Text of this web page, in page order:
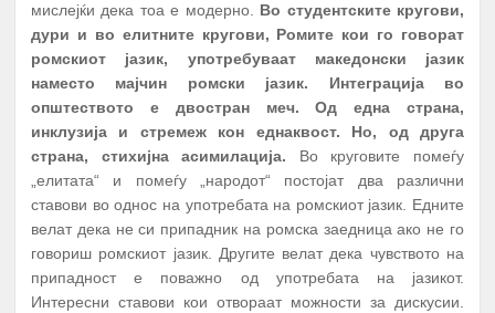
мислејќи дека тоа е модерно. Во студентските кругови,
дури и во елитните кругови, Ромите кои го говорат
ромскиот јазик, употребуваат македонски јазик
наместо мајчин ромски јазик. Интеграција во
општеството е двостран меч. Од една страна,
инклузија и стремеж кон еднаквост. Но, од друга
страна, стихијна асимилација. Во круговите помеѓу
„елитата“ и помеѓу „народот“ постојат два различни
ставови во однос на употребата на ромскиот јазик. Едните
велат дека не си припадник на ромска заедница ако не го
говориш ромскиот јазик. Другите велат дека чувството на
припадност е поважно од употребата на јазикот.
Интересни ставови кои отвораат можности за дискусии.